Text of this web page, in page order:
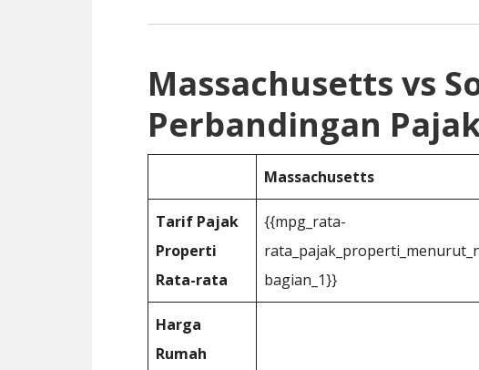
Massachusetts vs
Perbandingan
Massachusetts
Tarif Pajak
Properti
Rata-rata
{{mpg_rata-
bagian_1}}
Harga
Rumah